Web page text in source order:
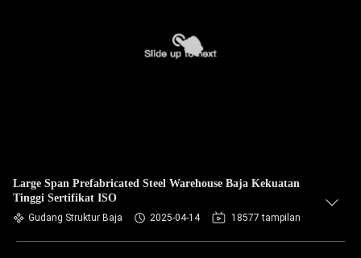
Large Span Prefabricated Steel Warehouse Baja Kekuatan
Tinggi Sertifikat ISO
Gudang Struktur Baja 2025-04-14 18577 tampilan